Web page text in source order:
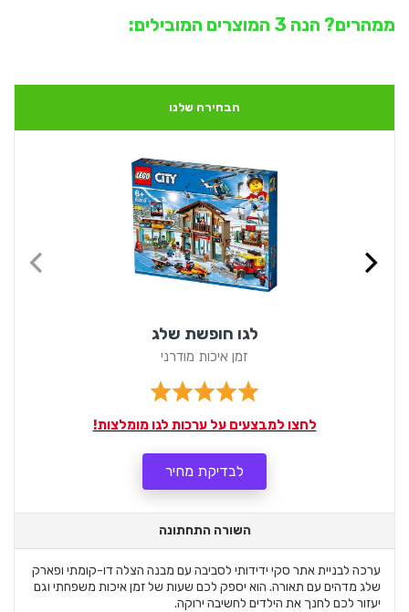
ממהרים? הנה 3 המוצרים המובילים:
הבחירה שלנו
לגו חופשת שלג
זמן איכות מודרני
לחצו למבצעים על ערכות לגו מומלצות!
לבדיקת מחיר
השורה התחתונה
ערכה לבניית אתר סקי ידידותי לסביבה עם מבנה הצלה דו-קומתי ופארק
שלג מדהים עם תאורה. הוא יספק לכם שעות של זמן איכות משפחתי וגם
יעזור לכם לחנך את הילדים לחשיבה ירוקה.